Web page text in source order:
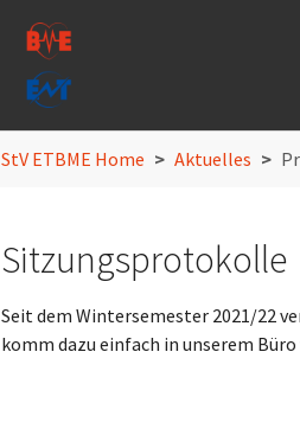
StV ETBME Home Aktuelles
Sitzungsprotokolle
Seit dem Wintersemester 2021/22
komm dazu einfach in unserem Büro